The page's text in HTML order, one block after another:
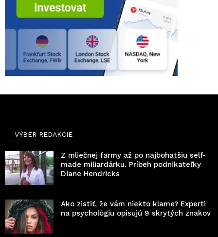
VÝBER REDAKCIE
Z mliečnej farmy až po najbohatšiu self-
made miliardárku. Príbeh podnikateľky
Diane Hendricks
Ako zistiť, že vám niekto klame? Experti
na psychológiu opisujú 9 skrytých znakov